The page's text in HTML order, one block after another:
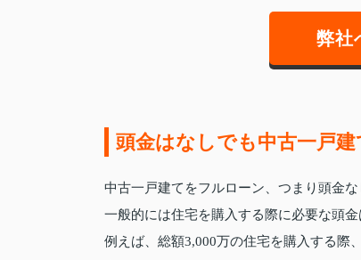
弊社
頭金はなしでも中古一戸
中古一戸建てをフルローン、つまり頭金
一般的には住宅を購入する際に必要な頭金
例えば、総額3,000万の住宅を購入する際